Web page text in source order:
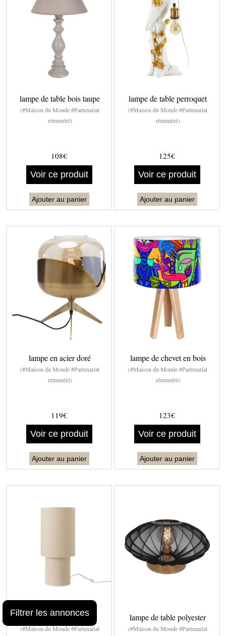
lampe de table bois taupe
(#Maison du Monde #Partenariat
rémunéré)
108€
Voir ce produit
Ajouter au panier
lampe de table perroquet
(#Maison du Monde #Partenariat
rémunéré)
125€
Voir ce produit
Ajouter au panier
lampe en acier doré
(#Maison du Monde #Partenariat
rémunéré)
119€
Voir ce produit
Ajouter au panier
lampe de chevet en bois
(#Maison du Monde #Partenariat
rémunéré)
123€
Voir ce produit
Ajouter au panier
lampe à poser en tissu
(#Maison du Monde #Partenariat
lampe de table polyester
(#Maison du Monde #Partenariat
Filtrer les annonces